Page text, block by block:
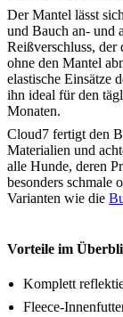
Der Mantel lässt
und Bauch an- und
Reißverschluss,
ohne den Mantel
elastische Einsätze
ihn ideal für den
Monaten.
Cloud7 fertigt den
Materialien und
alle Hunde, deren
besonders schmale
Varianten wie die
Vorteile im
Komplett
Fleece-